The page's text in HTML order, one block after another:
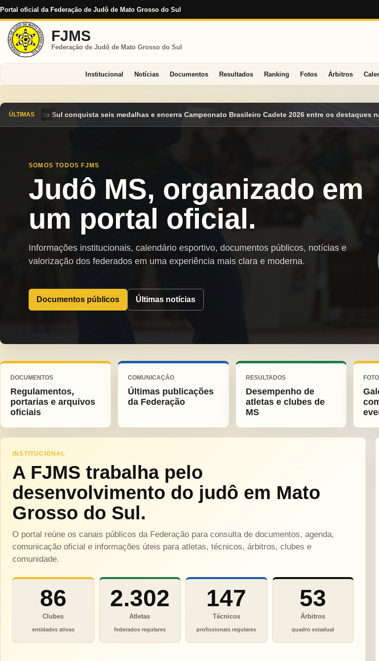
Portal oficial da Federação de Judô de Mato Grosso do Sul
FJMS
Federação de Judô de Mato Grosso do Sul
Institucional Notícias Documentos Resultados Ranking Fotos Árbitros
ÚLTIMASe encerra Campeonato Brasileiro Cadete 2026 entre os destaques nacionais Mato Grosso do Sul
SOMOS TODOS FJMS
Judô MS, organizado em
um portal oficial.
Informações institucionais, calendário esportivo, documentos públicos, notícias e
valorização dos federados em uma experiência mais clara e moderna.
Documentos públicos Últimas notícias
DOCUMENTOS
Regulamentos,
portarias e arquivos
oficiais
COMUNICAÇÃO
Últimas publicações
da Federação
RESULTADOS
Desempenho de
atletas e clubes de
MS
INSTITUCIONAL
A FJMS trabalha pelo
desenvolvimento do judô em Mato
Grosso do Sul.
O portal reúne os canais públicos da Federação para consulta de documentos, agenda,
comunicação oficial e informações úteis para atletas, técnicos, árbitros, clubes e
comunidade.
86
Clubes
entidades ativas
2.302
Atletas
federados regulares
147
Técnicos
profissionais regulares
53
Árbitros
quadro estadual